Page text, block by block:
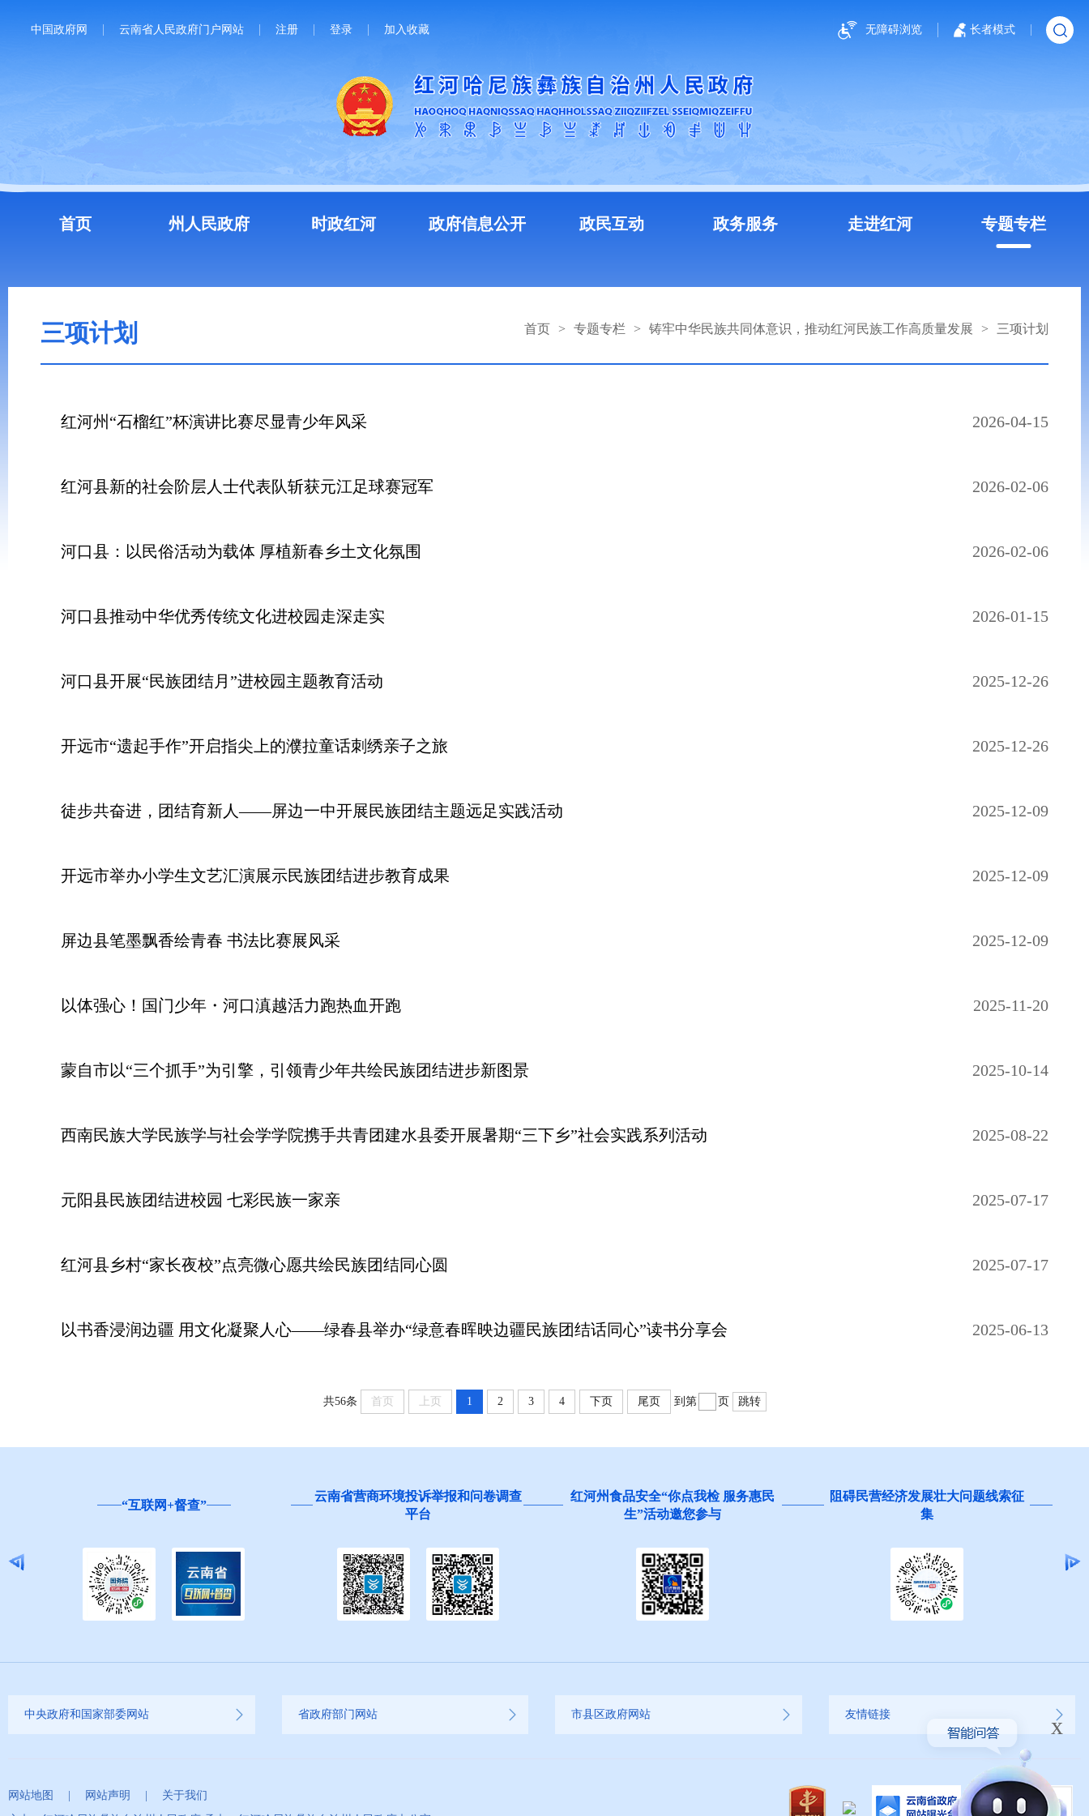
中国政府网 云南省人民政府门户网站 注册 登录 加入收藏 无障碍浏览 长者模式
首页 州人民政府 时政红河 政府信息公开 政民互动 政务服务 走进红河 专题专栏
三项计划 首页 > 专题专栏 > 铸牢中华民族共同体意识，推动红河民族工作高质量发展 > 三项计划
红河州“石榴红”杯演讲比赛尽显青少年风采 2026-04-15
红河县新的社会阶层人士代表队斩获元江足球赛冠军 2026-02-06
河口县：以民俗活动为载体 厚植新春乡土文化氛围 2026-02-06
河口县推动中华优秀传统文化进校园走深走实 2026-01-15
河口县开展“民族团结月”进校园主题教育活动 2025-12-26
开远市“遗起手作”开启指尖上的濮拉童话刺绣亲子之旅 2025-12-26
徒步共奋进，团结育新人——屏边一中开展民族团结主题远足实践活动 2025-12-09
开远市举办小学生文艺汇演展示民族团结进步教育成果 2025-12-09
屏边县笔墨飘香绘青春 书法比赛展风采 2025-12-09
以体强心！国门少年・河口滇越活力跑热血开跑 2025-11-20
蒙自市以“三个抓手”为引擎，引领青少年共绘民族团结进步新图景 2025-10-14
西南民族大学民族学与社会学学院携手共青团建水县委开展暑期“三下乡”社会实践系列活动 2025-08-22
元阳县民族团结进校园 七彩民族一家亲 2025-07-17
红河县乡村“家长夜校”点亮微心愿共绘民族团结同心圆 2025-07-17
以书香浸润边疆 用文化凝聚人心——绿春县举办“绿意春晖映边疆民族团结话同心”读书分享会 2025-06-13
共56条 首页 上页 1 2 3 4 下页 尾页 到第 页 跳转
“互联网+督查”
云南省营商环境投诉举报和问卷调查
平台
红河州食品安全“你点我检 服务惠民
生”活动邀您参与
阻碍民营经济发展壮大问题线索征
集
中央政府和国家部委网站 省政府部门网站 市县区政府网站 友情链接
网站地图 | 网站声明 | 关于我们
x